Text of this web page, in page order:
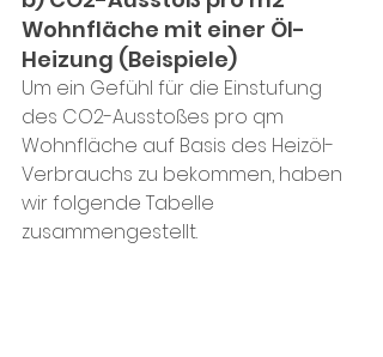
Wohnfläche mit einer Öl-
Heizung (Beispiele)
Um ein Gefühl für die Einstufung
des CO2-Ausstoßes pro qm
Wohnfläche auf Basis des Heizöl-
Verbrauchs zu bekommen, haben
wir folgende Tabelle
zusammengestellt.